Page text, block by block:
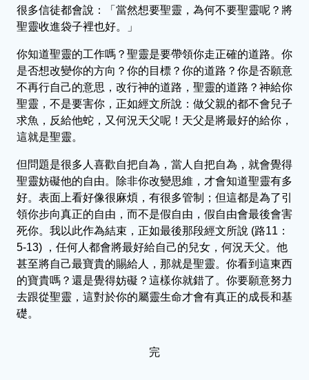
很多信徒都會說：「當然想要聖靈，為何不要聖靈呢？將
聖靈收進袋子裡也好。」
你知道聖靈的工作嗎？聖靈是要帶領你走正確的道路。你
是否想改變你的方向？你的目標？你的道路？你是否願意
不再行自己的意思，改行神的道路，聖靈的道路？神給你
聖靈，不是要害你，正如經文所說：做父親的都不會兒子
求魚，反給他蛇，又何況天父呢！天父是將最好的給你，
這就是聖靈。
但問題是很多人喜歡自把自為，當人自把自為，就會覺得
聖靈妨礙他的自由。除非你改變思維，才會知道聖靈有多
好。表面上看好像很麻煩，有很多管制；但這都是為了引
領你步向真正的自由，而不是假自由，假自由會最後會害
死你。我以此作為結束，正如最後那段經文所說 (路11：
5-13) ，任何人都會將最好給自己的兒女，何況天父。他
甚至將自己最寶貴的賜給人，那就是聖靈。你看到這東西
的寶貴嗎？還是覺得妨礙？這樣你就錯了。你要願意努力
去跟從聖靈，這對於你的屬靈生命才會有真正的成長和基
礎。
完